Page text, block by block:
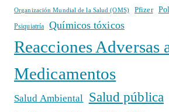
Organización Mundial de la Salud (OMS) Pfizer
Psiquiatría Químicos tóxicos
Reacciones Adversas
Medicamentos
Salud Ambiental Salud pública